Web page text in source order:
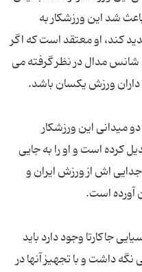
شد این ورزشکار به
کند، او معتقد است که اگر
شانس مدال در نظر گرفته می
داران ورزش یکسان باشد.
میدانی این ورزشکار
کرده است و او را به جایی
اش از ورزش ایران و
آورده است.
جاکارتا وجود دارد باید
داشت و با تجهیز آنها در